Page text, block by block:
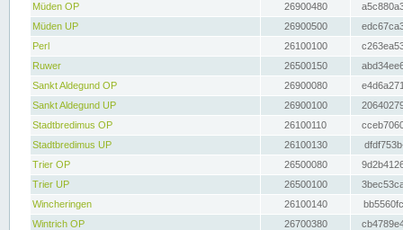
Müden OP
26900480
Müden UP
26900500
Perl
26100100
Ruwer
26500150
Sankt Aldegund OP
26900080
Sankt Aldegund UP
26900100
Stadtbredimus OP
26100110
Stadtbredimus UP
26100130
Trier OP
26500080
Trier UP
26500100
Wincheringen
26100140
Wintrich OP
26700380